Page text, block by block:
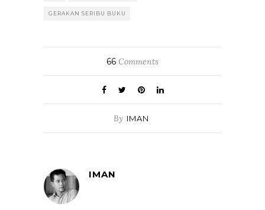
GERAKAN SERIBU BUKU
66 Comments
By IMAN
IMAN